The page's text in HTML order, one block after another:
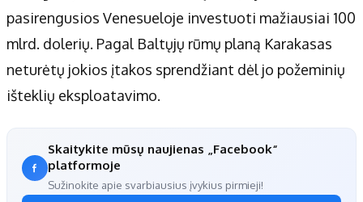
pasirengusios Venesueloje investuoti mažiausiai 100
mlrd. dolerių. Pagal Baltųjų rūmų planą Karakasas
neturėtų jokios įtakos sprendžiant dėl jo požeminių
išteklių eksploatavimo.
Skaitykite mūsų naujienas „Facebook“
platformoje
Sužinokite apie svarbiausius įvykius pirmieji!